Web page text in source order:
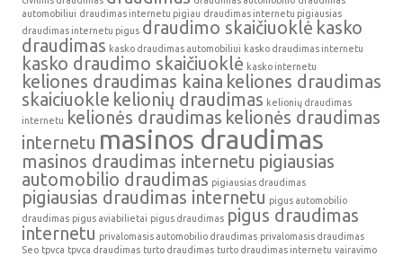
automobiliui draudimas internetu pigiau draudimas internetu pigiausias
draudimas internetu pigus draudimo skaičiuoklė kasko
draudimas kasko draudimas automobiliui kasko draudimas internetu
kasko draudimo skaičiuoklė kasko internetu
keliones draudimas kaina keliones draudimas
skaiciuokle kelionių draudimas kelionių draudimas
internetu
kelionės draudimas kelionės draudimas
internetu masinos draudimas
masinos draudimas internetu pigiausias
automobilio draudimas pigiausias draudimas
pigiausias draudimas internetu pigus automobilio
draudimas pigus aviabilietai pigus draudimas pigus draudimas
internetu privalomasis automobilio draudimas privalomasis draudimas
Seo tpvca tpvca draudimas turto draudimas turto draudimas internetu vairavimo